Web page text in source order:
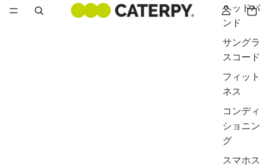
ヘッドバ
ンド
サングラ
スコード
フィット
ネス
コンディ
ショニン
グ
スマホス